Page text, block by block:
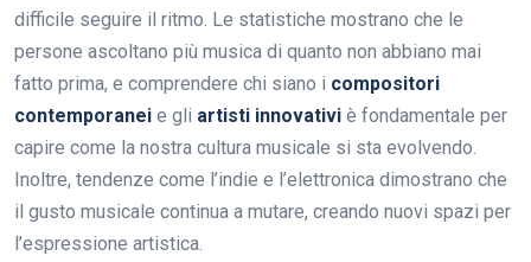
difficile seguire il ritmo. Le statistiche mostrano che le
persone ascoltano più musica di quanto non abbiano mai
fatto prima, e comprendere chi siano i compositori
contemporanei e gli artisti innovativi è fondamentale per
capire come la nostra cultura musicale si sta evolvendo.
Inoltre, tendenze come l’indie e l’elettronica dimostrano che
il gusto musicale continua a mutare, creando nuovi spazi per
l’espressione artistica.